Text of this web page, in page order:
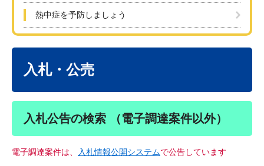
熱中症を予防しましょう
入札・公売
入札公告の検索 （電子調達案件以外）
電子調達案件は、 入札情報公開システムで公告しています